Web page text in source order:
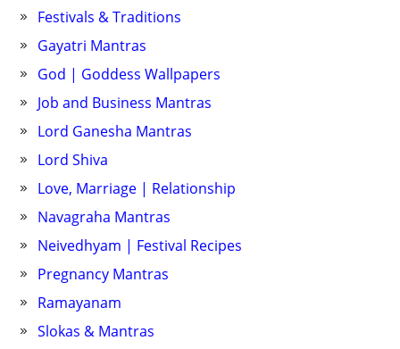
Festivals & Traditions
Gayatri Mantras
God | Goddess Wallpapers
Job and Business Mantras
Lord Ganesha Mantras
Lord Shiva
Love, Marriage | Relationship
Navagraha Mantras
Neivedhyam | Festival Recipes
Pregnancy Mantras
Ramayanam
Slokas & Mantras